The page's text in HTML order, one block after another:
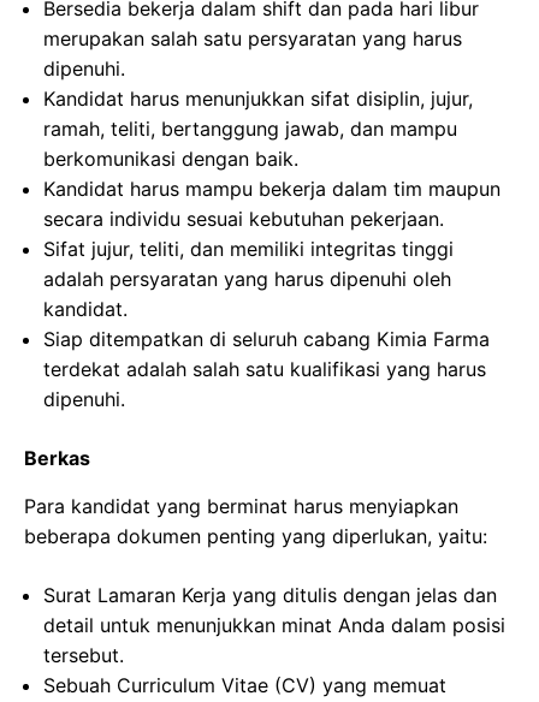
Bersedia bekerja dalam shift dan pada hari libur
merupakan salah satu persyaratan yang harus
dipenuhi.
Kandidat harus menunjukkan sifat disiplin, jujur,
ramah, teliti, bertanggung jawab, dan mampu
berkomunikasi dengan baik.
Kandidat harus mampu bekerja dalam tim maupun
secara individu sesuai kebutuhan pekerjaan.
Sifat jujur, teliti, dan memiliki integritas tinggi
adalah persyaratan yang harus dipenuhi oleh
kandidat.
Siap ditempatkan di seluruh cabang Kimia Farma
terdekat adalah salah satu kualifikasi yang harus
dipenuhi.
Berkas
Para kandidat yang berminat harus menyiapkan
beberapa dokumen penting yang diperlukan, yaitu:
Surat Lamaran Kerja yang ditulis dengan jelas dan
detail untuk menunjukkan minat Anda dalam posisi
tersebut.
Sebuah Curriculum Vitae (CV) yang memuat